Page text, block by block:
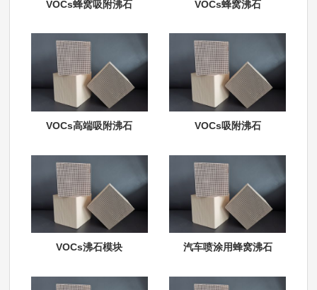
VOCs蜂窝吸附沸石 VOCs蜂窝沸石
VOCs高端吸附沸石 VOCs吸附沸石
VOCs沸石模块 汽车喷涂用蜂窝沸石